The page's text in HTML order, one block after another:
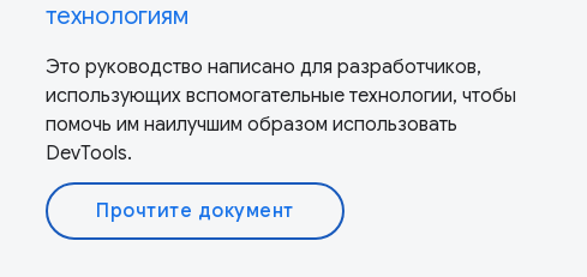
технологиям
Это руководство написано для разработчиков,
использующих вспомогательные технологии, чтобы
помочь им наилучшим образом использовать
DevTools.
Прочтите документ